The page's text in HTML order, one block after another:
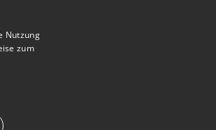
aktivieren
Nutzung
zum